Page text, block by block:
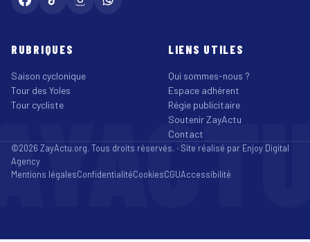
RUBRIQUES
Saison cyclonique
Tour des Yoles
Tour cycliste
LIENS UTILES
Qui sommes-nous ?
Espace adhérent
Régie publicitaire
Soutenir ZayActu
Contact
©2026 ZayActu.org. Tous droits réservés. · Site réalisé par Enjoy Digital
Agency
Mentions légalesConfidentialitéCookiesCGUAccessibilité